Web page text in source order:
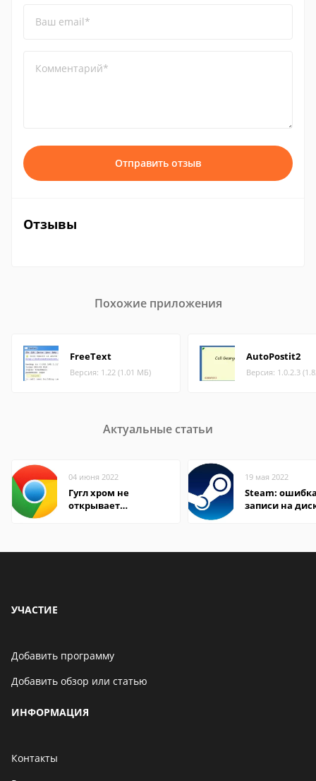
Ваш email*
Комментарий*
Отправить отзыв
Отзывы
Похожие приложения
FreeText
Версия: 1.22 (1.01 МБ)
AutoPostit2
Версия: 1.0.2.3
Актуальные статьи
04 июня 2022
Гугл хром не
открывает
19 мая 2022
Steam:
записи на
УЧАСТИЕ
Добавить программу
Добавить обзор или статью
ИНФОРМАЦИЯ
Контакты